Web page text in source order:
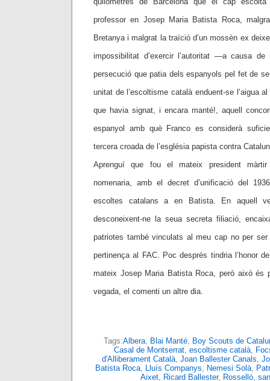
professor en Josep Maria Batista Roca,
Bretanya i malgrat la traïció d’un mossèn ex
impossibilitat d’exercir l’autoritat —a causa
persecució que patia dels espanyols pel fet de
unitat de l’escoltisme català enduent-se l’aigua
que havia signat, i encara manté!, aquell
espanyol amb què Franco es considerà
tercera croada de l’església papista contra
Aprenguí que fou el mateix president
nomenaria, amb el decret d’unificació del
escoltes catalans a en Batista. En aquell
desconeixent-ne la seua secreta filiació,
patriotes també vinculats al meu cap no per
pertinença al FAC. Poc després tindria l’honor
mateix Josep Maria Batista Roca, però això és
vegada, el comenti un altre dia.
Tags:Albera, Blai Manté, Boy Scouts de
Casal de Montserrat, escoltisme català,
d'Alliberament Català, Joan Ballester Canals,
Batista Roca, Lluís Companys, Nemesi Solà,
Aixet, Ricard Ballester, Rosselló,